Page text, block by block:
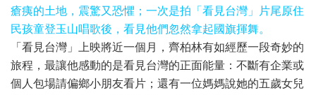
瘡痍的土地，震驚又恐懼；一次是拍「看見台灣」片尾原住
民孩童登玉山唱歌後，看見他們忽然拿起國旗揮舞。
「看見台灣」上映將近一個月，齊柏林有如經歷一段奇妙的
旅程，最讓他感動的是看見台灣的正面能量：不斷有企業或
個人包場請偏鄉小朋友看片；還有一位媽媽說她的五歲女兒